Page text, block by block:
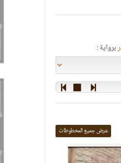
برواية :
عرض جميع المخطوطات